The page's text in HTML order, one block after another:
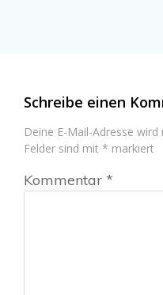
Schreibe einen
Deine E-Mail-Adresse
Felder sind mit * markiert
Kommentar *